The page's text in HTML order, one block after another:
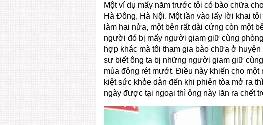
Một ví dụ mấy năm trước tôi có bào chữa
Hà Đông, Hà Nội. Một lần vào lấy lời khai
làm hai nửa, một bên rất dài cứng còn một
người đó bị mấy người giam giữ cùng
hợp khác mà tôi tham gia bào chữa ở
sư biết ông ta bị những người giam giữ
mùa đông rét mướt. Điều này khiến cho
kiệt sức khỏe dẫn đến khi phiên tòa mở ra
ngày được tại ngoại thì ông này lăn ra chết